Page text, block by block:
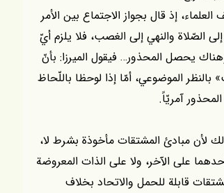
إذ قال بجواز الاجتماع بين الأمر
الصّلاة والنهي إلى الغصب، فلا يلزم أيّ
يحصل المحذور… فيقول الميرزا: بأنّ
بالنظر الموضوعي، أمّا إذا لوحظا باللّحاظ
آمريّاً.
لأن مبادئ المشتقات مأخوذة بشرط لا،
على الآخر، ولا على الذات المعروضة
قابلة للحمل والاتحاد بخلاف